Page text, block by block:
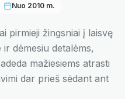
Nuo 2010 m.
pirmieji žingsniai į laisvę
dėmesiu detalėms,
mažiesiems atrasti
dar prieš sėdant ant